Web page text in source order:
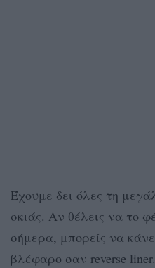
Έχουμε δει όλες τη
σκιάς. Αν θέλεις να το
σήμερα, μπορείς να
βλέφαρο σαν reverse liner.